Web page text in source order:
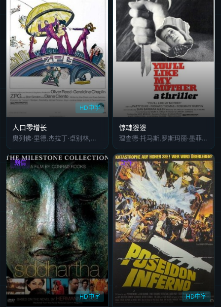
HD中字
人口零增长
奥列佛·里德,杰拉丁·卓别林,唐·戈登,黛安妮·赛琳托,David,Markham,比尔·纳吉,Sheila,Reid,奥布里·伍兹,Wayne,Rodda,Ditte,Maria,Wiberg,比吉特·菲德斯皮尔,隆娜·林多夫,Belinda,Donkin,克劳斯·尼森,Jeff,Slocombe
惊魂婆婆
理查德·托马斯,罗斯玛丽·墨菲,帕蒂·杜克
剧情
HD中字
动作
HD中字